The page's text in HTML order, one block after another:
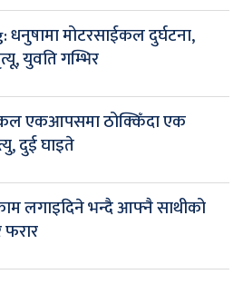
धनुषामा मोटरसाईकल दुर्घटना,
युवति गम्भिर
एकआपसमा ठोक्किँदा एक
दुई घाइते
लगाइदिने भन्दै आफ्नै साथीको